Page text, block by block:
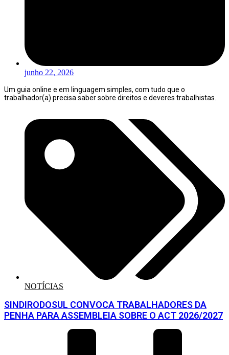
junho 22, 2026
Um guia online e em linguagem simples, com tudo que o
trabalhador(a) precisa saber sobre direitos e deveres trabalhistas.
NOTÍCIAS
SINDIRODOSUL CONVOCA TRABALHADORES DA
PENHA PARA ASSEMBLEIA SOBRE O ACT 2026/2027